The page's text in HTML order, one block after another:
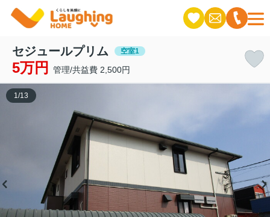
セジュールプリム 空室1
5万円 管理/共益費 2,500円
1 /13